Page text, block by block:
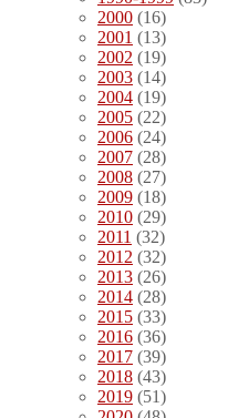
2000 (16)
2001 (13)
2002 (19)
2003 (14)
2004 (19)
2005 (22)
2006 (24)
2007 (28)
2008 (27)
2009 (18)
2010 (29)
2011 (32)
2012 (32)
2013 (26)
2014 (28)
2015 (33)
2016 (36)
2017 (39)
2018 (43)
2019 (51)